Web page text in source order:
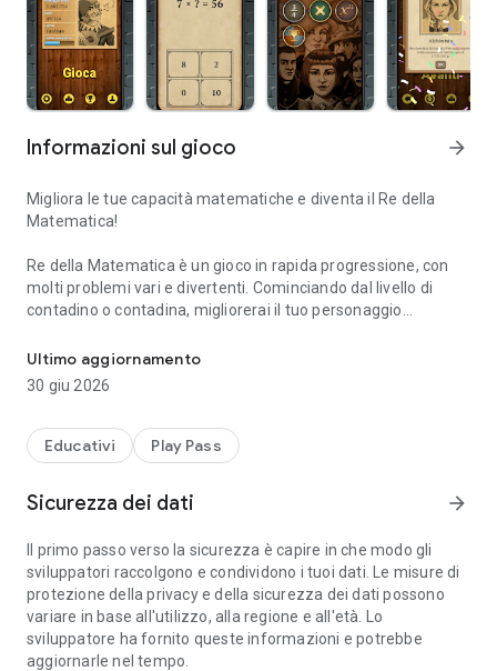
Informazioni sul gioco arrow_forward
Migliora le tue capacità matematiche e diventa il Re della
Matematica!
Re della Matematica è un gioco in rapida progressione, con
molti problemi vari e divertenti. Cominciando dal livello di
contadino o contadina, migliorerai il tuo personaggio
tuo punteggio totale. Nuovi design dei personaggi e musiche
per ciascuno dei dieci livelli. Raccogli le stelle, conquista i
meriti e confronta i tuoi punteggi con quelli dei tuoi amici e
Giocare a Re della Matematica è un ottimo metodo per
divertendoti! Il livello di matematica è adatto per gli studenti
Ultimo aggiornamento
30 giu 2026
Educativi Play Pass
Sicurezza dei dati arrow_forward
Il primo passo verso la sicurezza è capire in che modo gli
sviluppatori raccolgono e condividono i tuoi dati. Le misure di
protezione della privacy e della sicurezza dei dati possono
variare in base all'utilizzo, alla regione e all'età. Lo
sviluppatore ha fornito queste informazioni e potrebbe
aggiornarle nel tempo.